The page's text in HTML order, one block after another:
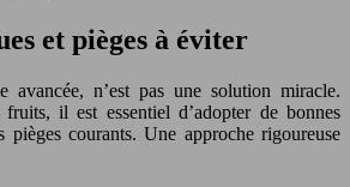
et pièges à éviter
avancée, n’est pas une solution miracle.
il est essentiel d’adopter de bonnes
pièges courants. Une approche rigoureuse